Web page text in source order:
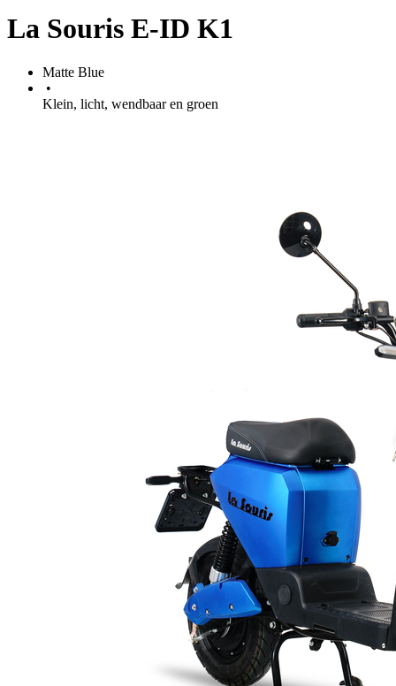
La Souris E-ID K1
Matte Blue
•
Klein, licht, wendbaar en groen